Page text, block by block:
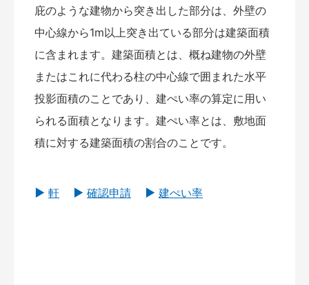
庇のような建物から突き出した部分は、外壁の
中心線から1m以上突き出ている部分は建築面積
に含まれます。建築面積とは、概ね建物の外壁
またはこれに代わる柱の中心線で囲まれた水平
投影面積のことであり、建ぺい率の算定に用い
られる面積となります。建ぺい率とは、敷地面
積に対する建築面積の割合のことです。
軒 確認申請 建ぺい率